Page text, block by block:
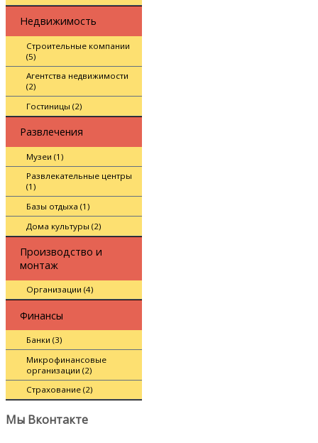
Недвижимость
Строительные компании
(5)
Агентства недвижимости
(2)
Гостиницы (2)
Развлечения
Музеи (1)
Развлекательные центры
(1)
Базы отдыха (1)
Дома культуры (2)
Производство и
монтаж
Организации (4)
Финансы
Банки (3)
Микрофинансовые
организации (2)
Страхование (2)
Мы Вконтакте